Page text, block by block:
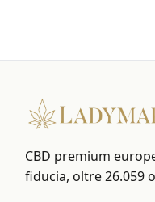
CBD premium
fiducia, oltre 26.059